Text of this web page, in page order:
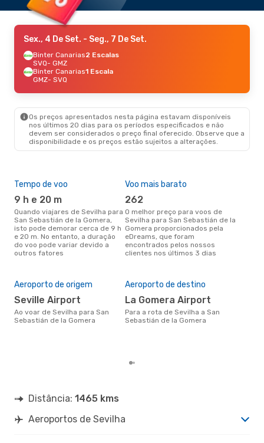
Sex., 4 De Set. - Seg., 7 De Set.
Binter Canarias2 Escalas
SVQ- GMZ
Binter Canarias1 Escala
GMZ- SVQ
Os preços apresentados nesta página estavam disponíveis
nos últimos 20 dias para os períodos especificados e não
devem ser considerados o preço final oferecido. Observe que a
disponibilidade e os preços estão sujeitos a alterações.
Tempo de voo
9 h e 20 m
Quando viajares de Sevilha para
San Sebastián de la Gomera,
isto pode demorar cerca de 9 h
e 20 m. No entanto, a duração
do voo pode variar devido a
outros fatores
Voo mais barato
262
O melhor preço para voos de
Sevilha para San Sebastián de la
Gomera proporcionados pela
eDreams, que foram
encontrados pelos nossos
clientes nos últimos 3 dias
Aeroporto de origem
Seville Airport
Ao voar de Sevilha para San
Sebastián de la Gomera
Aeroporto de destino
La Gomera Airport
Para a rota de Sevilha a San
Sebastián de la Gomera
Distância: 1465 kms
Aeroportos de Sevilha